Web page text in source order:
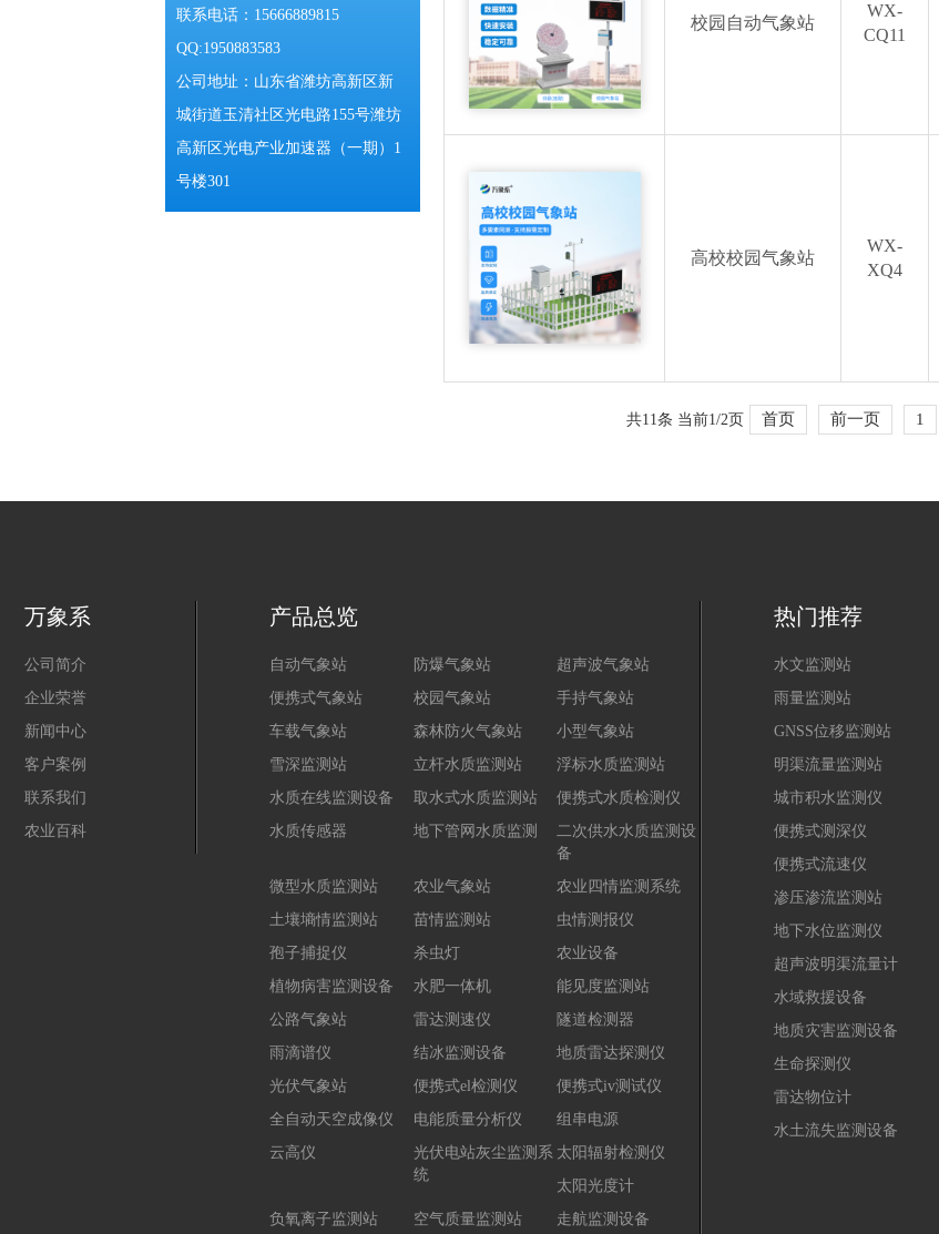
联系电话：15666889815
QQ:1950883583
公司地址：山东省潍坊高新区新
城街道玉清社区光电路155号潍坊
高新区光电产业加速器（一期）1
号楼301
校园自动气象站
WX-
CQ11
高校校园气象站
WX-
XQ4
共11条 当前1/2页 首页 前一页 1
万象系
公司简介
企业荣誉
新闻中心
客户案例
联系我们
农业百科
产品总览
自动气象站 防爆气象站
超声波气象站
便携式气象站
校园气象站
手持气象站
车载气象站
森林防火气象站
小型气象站
雪深监测站
立杆水质监测站
浮标水质监测站
水质在线监测设备
取水式水质监测站
便携式水质检测仪
水质传感器
地下管网水质监测
二次供水水质监测设
备
微型水质监测站
农业气象站
农业四情监测系统
土壤墒情监测站
苗情监测站
虫情测报仪
孢子捕捉仪
杀虫灯
农业设备
植物病害监测设备
水肥一体机
能见度监测站
公路气象站
雷达测速仪
隧道检测器
雨滴谱仪
结冰监测设备
地质雷达探测仪
光伏气象站
便携式el检测仪
便携式iv测试仪
全自动天空成像仪
电能质量分析仪
组串电源
云高仪
光伏电站灰尘监测系
统
太阳辐射检测仪
太阳光度计
负氧离子监测站
空气质量监测站 走航监测设备
热门推荐
水文监测站
雨量监测站
GNSS位移监测站
明渠流量监测站
城市积水监测仪
便携式测深仪
便携式流速仪
渗压渗流监测站
地下水位监测仪
超声波明渠流量计
水域救援设备
地质灾害监测设备
生命探测仪
雷达物位计
水土流失监测设备